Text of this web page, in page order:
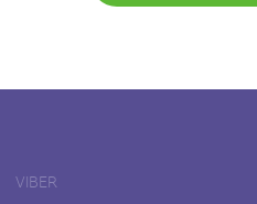
VIBER